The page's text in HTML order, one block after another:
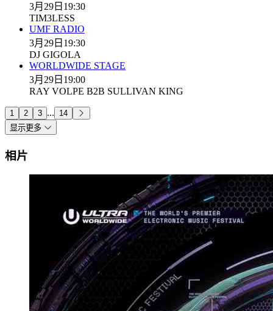
3月29日 19:30
TIM3LESS
UMF RADIO
3月29日 19:30
DJ GIGOLA
WORLDWIDE STAGE
3月29日 19:00
RAY VOLPE B2B SULLIVAN KING
1 2 3 ...
14
显示更多
相片